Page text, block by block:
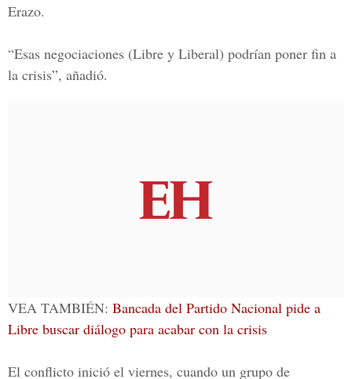
Erazo.
“Esas negociaciones (Libre y Liberal) podrían poner fin a
la crisis”, añadió.
VEA TAMBIÉN: Bancada del Partido Nacional pide a
Libre buscar diálogo para acabar con la crisis
El conflicto inició el viernes, cuando un grupo de